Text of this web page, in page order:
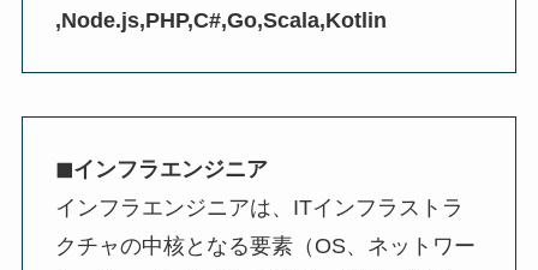
,Node.js,PHP,C#,Go,Scala,Kotlin
◼︎インフラエンジニア
インフラエンジニアは、ITインフラストラ
クチャの中核となる要素（OS、ネットワー